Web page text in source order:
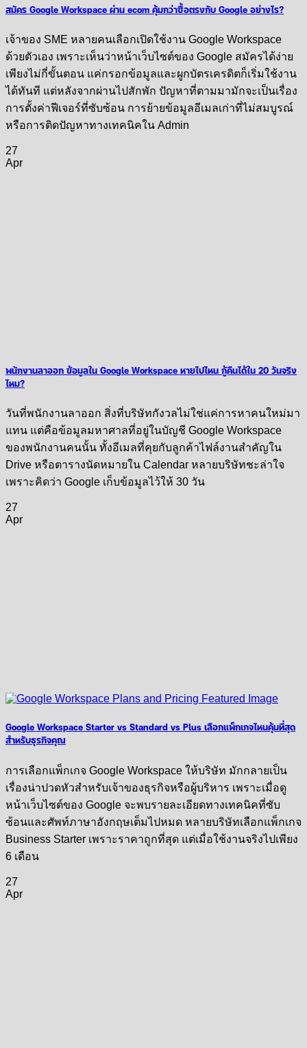
สมัคร Google Workspace ผ่าน ecom คุ้มกว่าซื้อตรงกับ Google อย่างไร?
เจ้าของ SME หลายคนเลือกเปิดใช้งาน Google Workspace
ด้วยตัวเอง เพราะเห็นว่าหน้าเว็บไซต์ของ Google สมัครได้ง่าย
เพียงไม่กี่ขั้นตอน แค่กรอกข้อมูลและผูกบัตรเครดิตก็เริ่มใช้งาน
ได้ทันที แต่หลังจากผ่านไปสักพัก ปัญหาที่ตามมามักจะเป็นเรื่อง
การตั้งค่าฟีเจอร์ที่ซับซ้อน การย้ายข้อมูลอีเมลเก่าที่ไม่สมบูรณ์
หรือการติดปัญหาทางเทคนิคใน Admin
27
Apr
พนักงานลาออก ข้อมูลใน Google Workspace หายไปไหน กู้คืนได้ใน 20 วันจริง
ไหม?
วันที่พนักงานลาออก สิ่งที่บริษัทกังวลไม่ใช่แค่การหาคนใหม่มา
แทน แต่คือข้อมูลมหาศาลที่อยู่ในบัญชี Google Workspace
ของพนักงานคนนั้น ทั้งอีเมลที่คุยกับลูกค้าไฟล์งานสำคัญใน
Drive หรือตารางนัดหมายใน Calendar หลายบริษัทชะล่าใจ
เพราะคิดว่า Google เก็บข้อมูลไว้ให้ 30 วัน
27
Apr
Google Workspace Starter vs Standard vs Plus เลือกแพ็กเกจไหนคุ้มที่สุด
สำหรับธุรกิจคุณ
การเลือกแพ็กเกจ Google Workspace ให้บริษัท มักกลายเป็น
เรื่องน่าปวดหัวสำหรับเจ้าของธุรกิจหรือผู้บริหาร เพราะเมื่อดู
หน้าเว็บไซต์ของ Google จะพบรายละเอียดทางเทคนิคที่ซับ
ซ้อนและศัพท์ภาษาอังกฤษเต็มไปหมด หลายบริษัทเลือกแพ็กเกจ
Business Starter เพราะราคาถูกที่สุด แต่เมื่อใช้งานจริงไปเพียง
6 เดือน
27
Apr